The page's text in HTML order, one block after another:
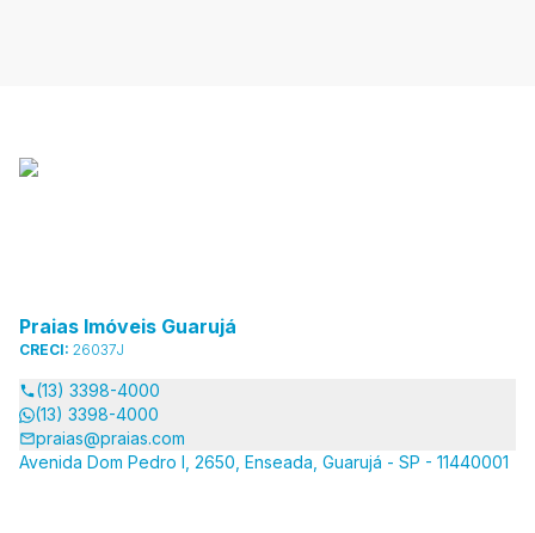
Praias Imóveis Guarujá
CRECI: 26037J
(13) 3398-4000
(13) 3398-4000
praias@praias.com
Avenida Dom Pedro I, 2650, Enseada, Guarujá - SP - 11440001